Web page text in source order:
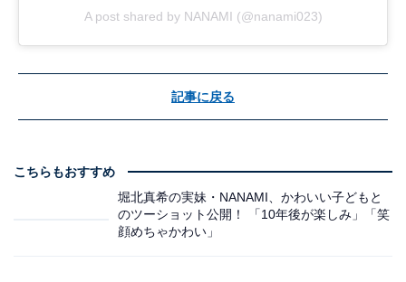
A post shared by NANAMI (@nanami023)
記事に戻る
こちらもおすすめ
堀北真希の実妹・NANAMI、かわいい子どもと
のツーショット公開！ 「10年後が楽しみ」「笑
顔めちゃかわい」